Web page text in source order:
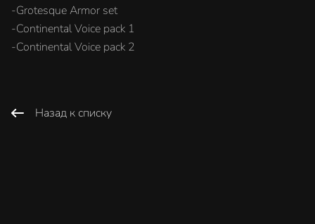
-Grotesque Armor set
-Continental Voice pack 1
-Continental Voice pack 2
Назад к списку